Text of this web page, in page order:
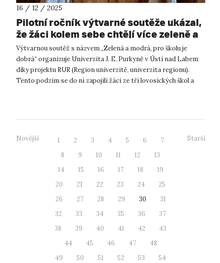
16 / 12 / 2025
Pilotní ročník výtvarné soutěže ukázal,
že žáci kolem sebe chtějí více zeleně a
vodních prvků
Výtvarnou soutěž s názvem „Zelená a modrá, pro školu je
dobrá“ organizuje Univerzita J. E. Purkyně v Ústí nad Labem
díky projektu RUR (Region univerzitě, univerzita regionu).
Tento podzim se do ní zapojili žáci ze tří lovosických škol a
Novější 1 2 3 4 5 6
7
8
9 10 11 12
13
14
15 16 17 18
19
20
21 22 23 24
25
26
27 28 29 30
31
32
33 34 35 36
37
38
39 40 41 42
43
44
45 46 47
48
49
50 51 52 53
54
Starší